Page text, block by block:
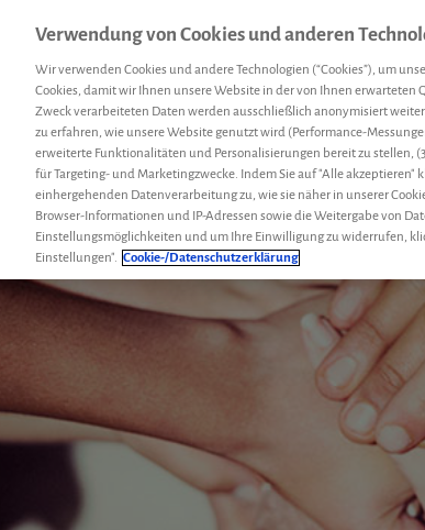
Verwendung von Cookies und anderen
Wir verwenden Cookies und andere Technologien (“Cookies”), um
Cookies, damit wir Ihnen unsere Website in der von Ihnen
Zweck verarbeiteten Daten werden ausschließlich anonymisiert
zu erfahren, wie unsere Website genutzt wird (Performance-
erweiterte Funktionalitäten und Personalisierungen bereit zu stellen,
für Targeting- und Marketingzwecke. Indem Sie auf "Alle
einhergehenden Datenverarbeitung zu, wie sie näher in unserer
Browser-Informationen und IP-Adressen sowie die Weitergabe von
Einstellungsmöglichkeiten und um Ihre Einwilligung zu widerrufen,
Einstellungen". Cookie-/Datenschutzerklärung